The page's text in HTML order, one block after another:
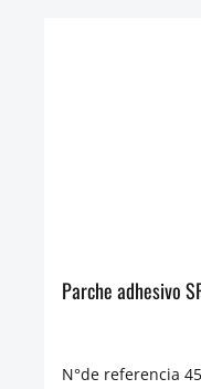
Parche adhesivo
N°de referencia